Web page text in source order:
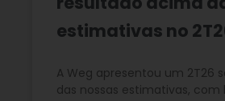
estimativas no
A Weg apresentou um 2T26
das nossas estimativas, com